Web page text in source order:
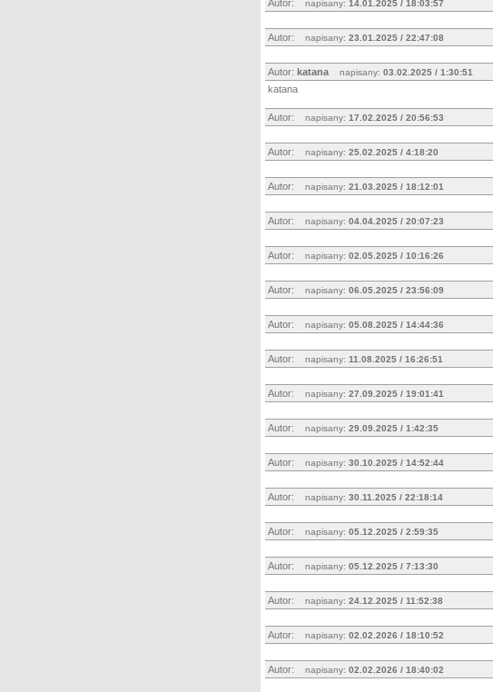
Autor: napisany: 14.01.2025 / 18:03:57
Autor: napisany: 23.01.2025 / 22:47:08
Autor: katana napisany: 03.02.2025 / 1:30:51
katana
Autor: napisany: 17.02.2025 / 20:56:53
Autor: napisany: 25.02.2025 / 4:18:20
Autor: napisany: 21.03.2025 / 18:12:01
Autor: napisany: 04.04.2025 / 20:07:23
Autor: napisany: 02.05.2025 / 10:16:26
Autor: napisany: 06.05.2025 / 23:56:09
Autor: napisany: 05.08.2025 / 14:44:36
Autor: napisany: 11.08.2025 / 16:26:51
Autor: napisany: 27.09.2025 / 19:01:41
Autor: napisany: 29.09.2025 / 1:42:35
Autor: napisany: 30.10.2025 / 14:52:44
Autor: napisany: 30.11.2025 / 22:18:14
Autor: napisany: 05.12.2025 / 2:59:35
Autor: napisany: 05.12.2025 / 7:13:30
Autor: napisany: 24.12.2025 / 11:52:38
Autor: napisany: 02.02.2026 / 18:10:52
Autor: napisany: 02.02.2026 / 18:40:02